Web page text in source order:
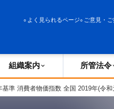
よく見られるページ ご意見・ご
組織案内 所管法令
基準 消費者物価指数 全国 2019年(令和